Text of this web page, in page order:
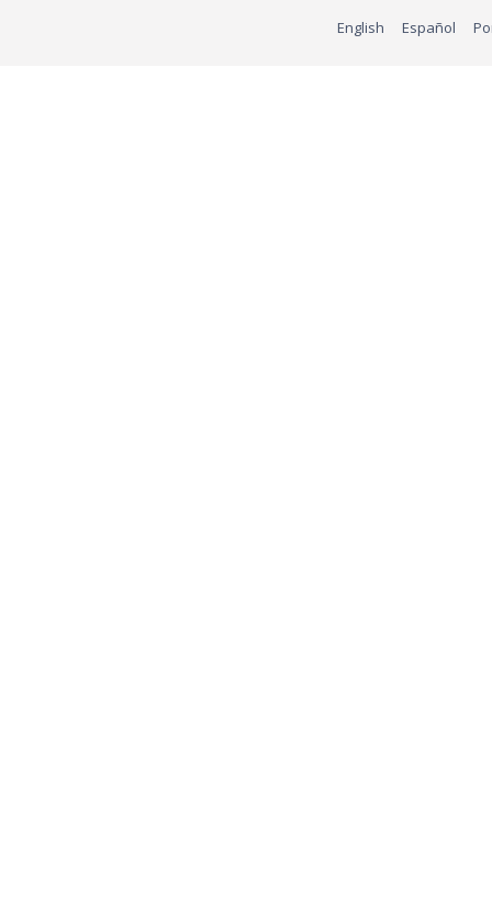
English Español